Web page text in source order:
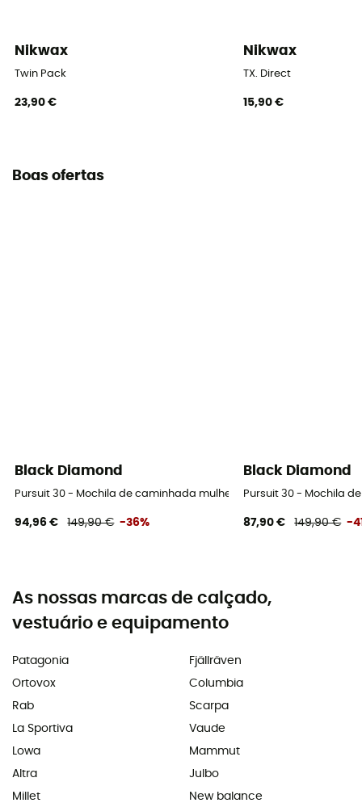
Nikwax
Twin Pack
23,90 €
Nikwax
TX. Direct
15,90 €
Boas ofertas
Black Diamond
Pursuit 30 - Mochila de caminhada mulher
94,96 € 149,90 € -36%
Black Diamond
Pursuit 30 - Mochila
87,90 € 149,90 € -
As nossas marcas de calçado,
vestuário e equipamento
Patagonia
Ortovox
Rab
La Sportiva
Lowa
Altra
Millet
Fjällräven
Columbia
Scarpa
Vaude
Mammut
Julbo
New balance